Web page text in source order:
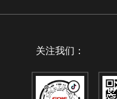
关注我们：